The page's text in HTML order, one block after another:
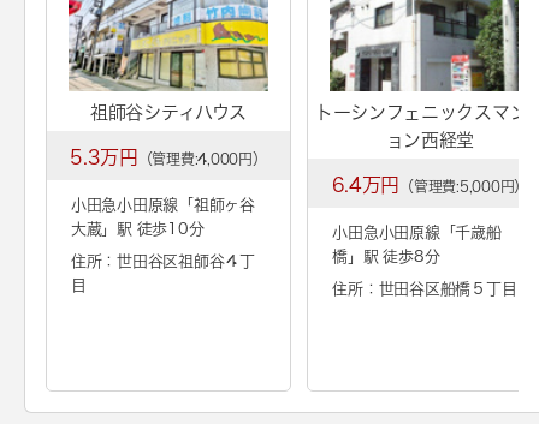
祖師谷シティハウス
5.3万円 （管理費:4,000円）
小田急小田原線「 祖師ヶ谷
大蔵」駅 徒歩10分
住所：世田谷区祖師谷４丁
目
トーシンフェニックスマン
ョン西経堂
6.4万円 （管理費:5,000円）
小田急小田原線「千歳船
橋 」駅 徒歩8分
住所：世田谷区船橋５丁目